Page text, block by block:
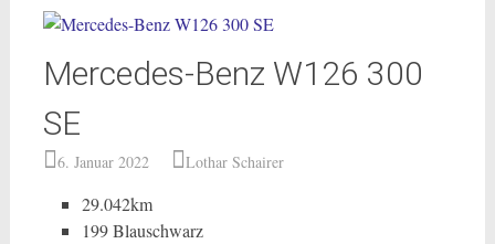
Mercedes-Benz W126 300
SE
6. Januar 2022 Lothar Schairer
29.042km
199 Blauschwarz